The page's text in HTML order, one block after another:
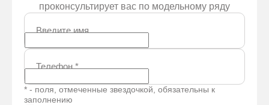
проконсультирует вас по модельному ряду
Введите имя
Телефон*
* - поля, отмеченные звездочкой, обязательны к
заполнению